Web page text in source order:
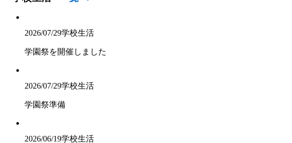
2026/07/29学校生活
学園祭を開催しました
2026/07/29学校生活
学園祭準備
2026/06/19学校生活